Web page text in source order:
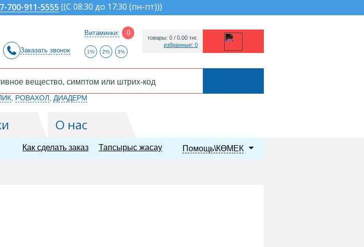
700-911-5555 ((С 08:30 до 17:30 (пн-пт)))
Заказать звонок
Витаминки: 0
1% 2% 3%
товары: 0 / 0.00 тнг.
избранные: 0
РОВАХОЛ ДИАДЕРМ
О нас
Помощь\КӨМЕК
Тапсырыс жасау
Как сделать заказ